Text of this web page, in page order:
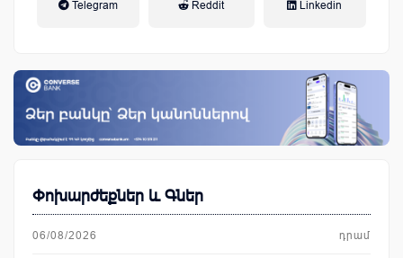
Telegram Reddit Linkedin
Փոխարժեքներ և Գներ
06/08/2026 դրամ